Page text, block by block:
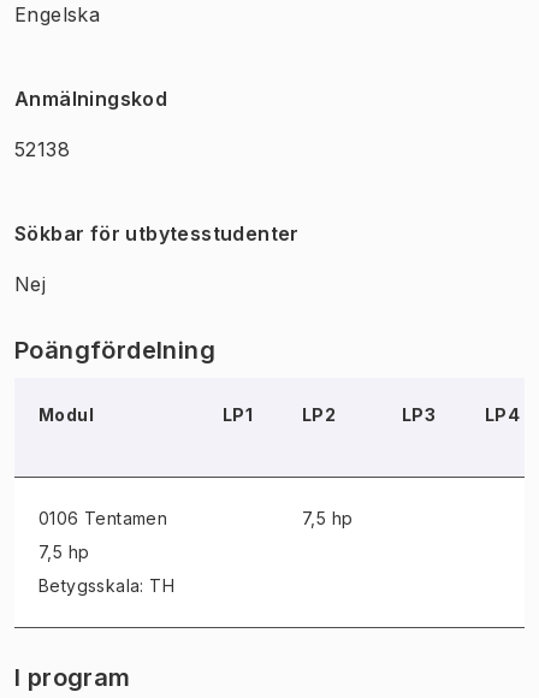
Engelska
Anmälningskod
52138
Sökbar för utbytesstudenter
Nej
Poängfördelning
Modul LP1 LP2 LP3 LP4
0106 Tentamen
7,5 hp
Betygsskala: TH
7,5 hp
I program